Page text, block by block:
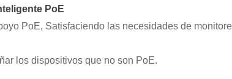
PoE
PoE, Satisfaciendo las necesidades de
los dispositivos que no son PoE.